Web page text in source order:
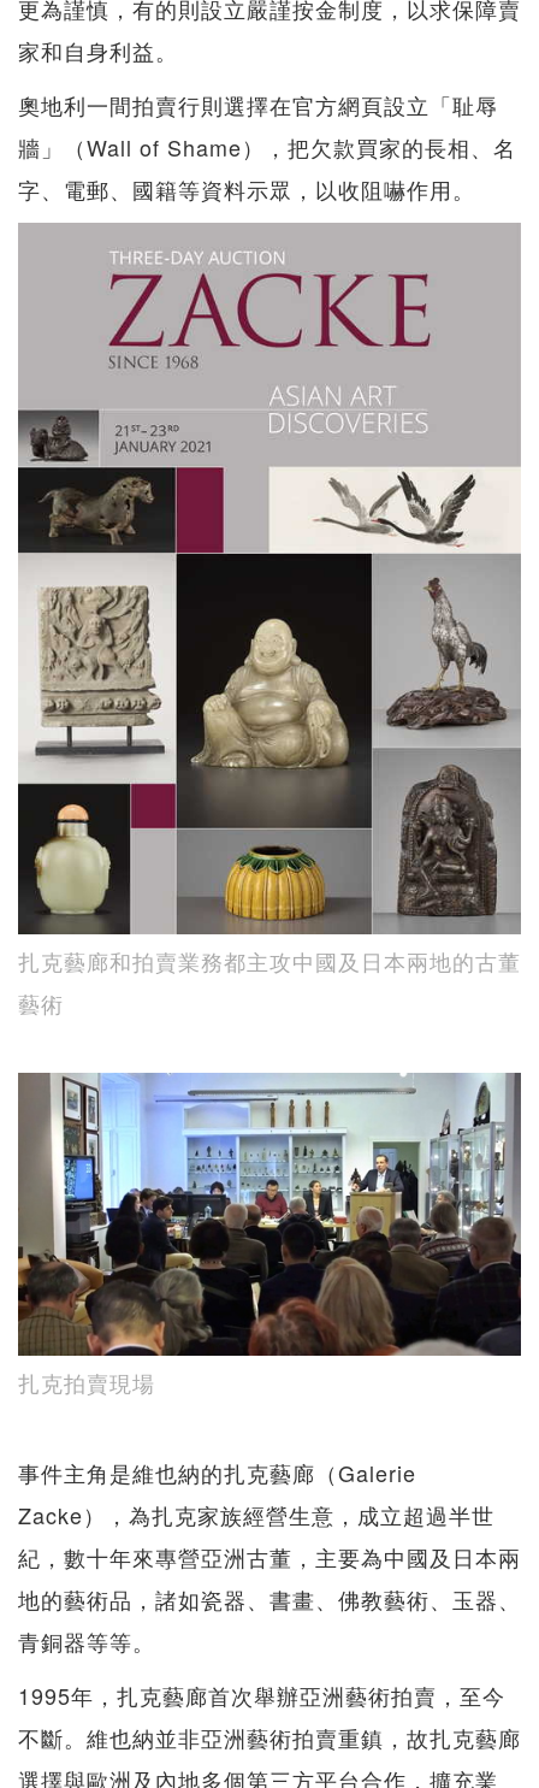
更為謹慎，有的則設立嚴謹按金制度，以求保障賣
家和自身利益。
奧地利一間拍賣行則選擇在官方網頁設立「耻辱
牆」（Wall of Shame），把欠款買家的長相、名
字、電郵、國籍等資料示眾，以收阻嚇作用。
扎克藝廊和拍賣業務都主攻中國及日本兩地的古董
藝術
扎克拍賣現場
事件主角是維也納的扎克藝廊（Galerie
Zacke），為扎克家族經營生意，成立超過半世
紀，數十年來專營亞洲古董，主要為中國及日本兩
地的藝術品，諸如瓷器、書畫、佛教藝術、玉器、
青銅器等等。
1995年，扎克藝廊首次舉辦亞洲藝術拍賣，至今
不斷。維也納並非亞洲藝術拍賣重鎮，故扎克藝廊
選擇與歐洲及內地多個第三方平台合作，擴充業